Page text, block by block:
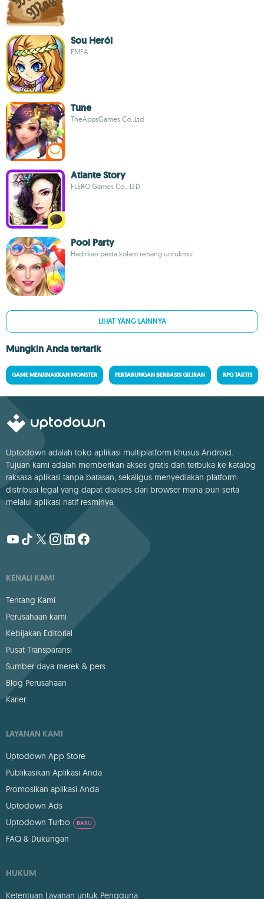
Sou Herói
EMEA
Tune
TheAppsGames Co.,Ltd
Atlante Story
FLERO Games Co., LTD
Pool Party
Hadirkan pesta kolam renang untukmu!
LIHAT YANG LAINNYA
Mungkin Anda tertarik
GAME MENJINAKKAN MONSTER PERTARUNGAN BERBASIS GILIRAN RPG TAKTIS
Uptodown adalah toko aplikasi multiplatform khusus Android.
Tujuan kami adalah memberikan akses gratis dan terbuka ke katalog
raksasa aplikasi tanpa batasan, sekaligus menyediakan platform
distribusi legal yang dapat diakses dari browser mana pun serta
melalui aplikasi natif resminya.
KENALI KAMI
Tentang Kami
Perusahaan kami
Kebijakan Editorial
Pusat Transparansi
Sumber daya merek & pers
Blog Perusahaan
Karier
LAYANAN KAMI
Uptodown App Store
Publikasikan Aplikasi Anda
Promosikan aplikasi Anda
Uptodown Ads
Uptodown Turbo
BARU
FAQ & Dukungan
HUKUM
Ketentuan Layanan untuk Pengguna